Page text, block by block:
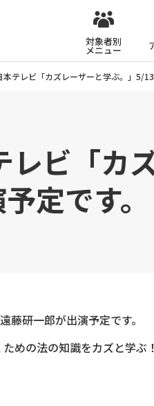
対象者別
メニュー
テレビ「カズレーザーと学ぶ。」5/13
ビ「カ
定です。
研一郎が出演予定です。
めの法の知識をカズと学